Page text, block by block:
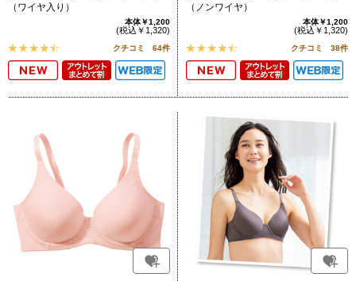
（ワイヤ入り）
本体￥1,200
(税込￥1,320)
クチコミ 64件
（ノンワイヤ）
本体￥1,200
(税込￥1,320)
クチコミ 38件